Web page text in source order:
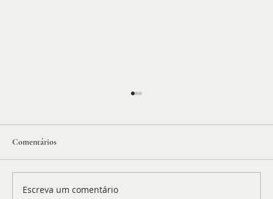
Comentários
Escreva um comentário